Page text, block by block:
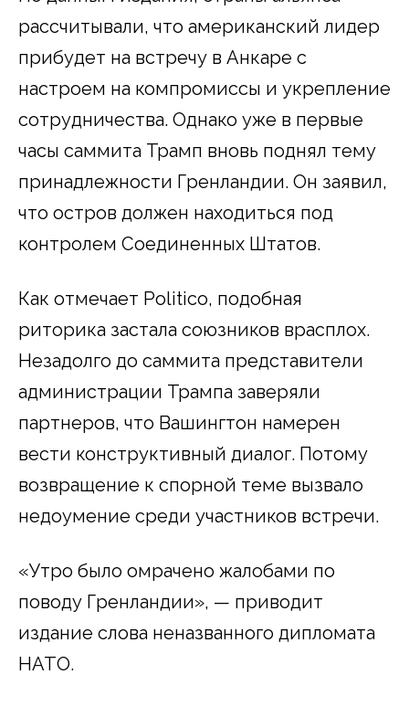
рассчитывали, что американский лидер
прибудет на встречу в Анкаре с
настроем на компромиссы и укрепление
сотрудничества. Однако уже в первые
часы саммита Трамп вновь поднял тему
принадлежности Гренландии. Он заявил,
что остров должен находиться под
контролем Соединенных Штатов.
Как отмечает Politico, подобная
риторика застала союзников врасплох.
Незадолго до саммита представители
администрации Трампа заверяли
партнеров, что Вашингтон намерен
вести конструктивный диалог. Потому
возвращение к спорной теме вызвало
недоумение среди участников встречи.
«Утро было омрачено жалобами по
поводу Гренландии», — приводит
издание слова неназванного дипломата
НАТО.